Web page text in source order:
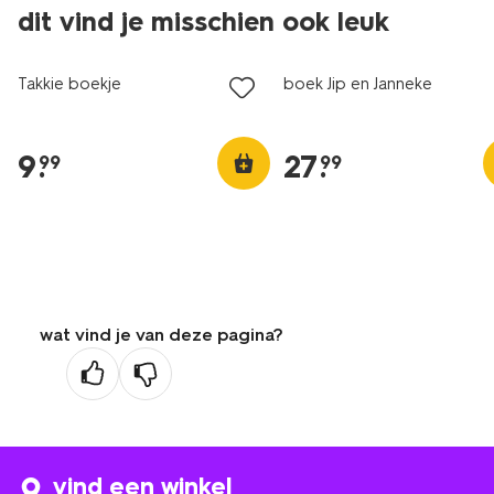
dit vind je misschien ook leuk
Takkie boekje
9.
99
boek Jip en Janneke
27.
99
wat vind je van deze pagina?
vind een winkel